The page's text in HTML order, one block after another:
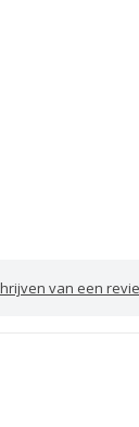
van een